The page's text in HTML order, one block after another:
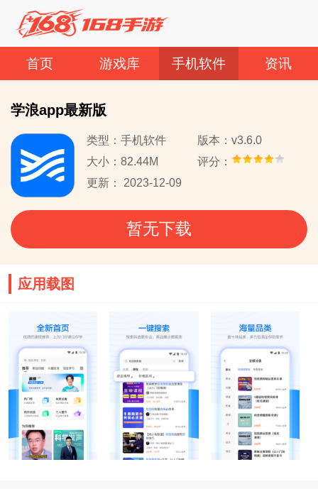
首页 游戏库 手机软件 资讯
学浪app最新版
类型：手机软件
版本：v3.6.0
大小：82.44M
评分：
更新： 2023-12-09
暂无下载
应用载图